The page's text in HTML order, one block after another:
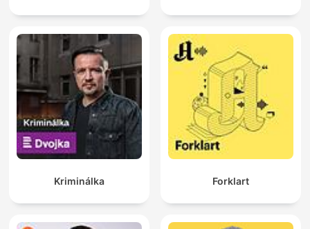
Kriminálka Forklart